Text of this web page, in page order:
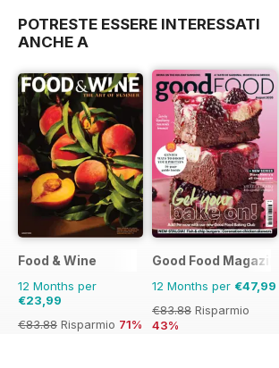
POTRESTE ESSERE INTERESSATI
ANCHE A
Food & Wine
12 Months per
€23,99
€83.88 Risparmio 71%
Good Food Magazine
12 Months per €47,99
€83.88 Risparmio
43%